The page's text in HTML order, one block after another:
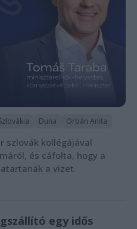
Duna Orbán Anita
szlovák kollégájával
és cáfolta, hogy a
a vizet.
egy idős